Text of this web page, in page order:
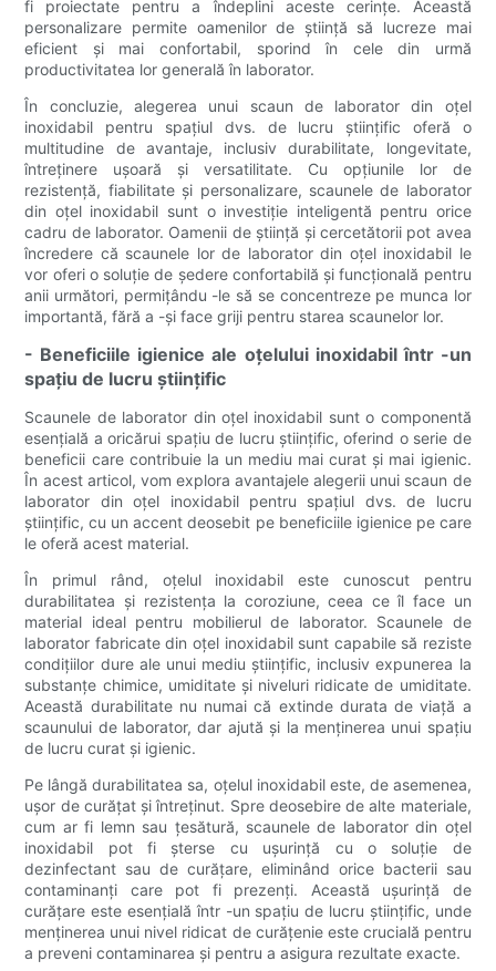
fi proiectate pentru a îndeplini aceste cerințe. Această
personalizare permite oamenilor de știință să lucreze mai
eficient și mai confortabil, sporind în cele din urmă
productivitatea lor generală în laborator.
În concluzie, alegerea unui scaun de laborator din oțel
inoxidabil pentru spațiul dvs. de lucru științific oferă o
multitudine de avantaje, inclusiv durabilitate, longevitate,
întreținere ușoară și versatilitate. Cu opțiunile lor de
rezistență, fiabilitate și personalizare, scaunele de laborator
din oțel inoxidabil sunt o investiție inteligentă pentru orice
cadru de laborator. Oamenii de știință și cercetătorii pot avea
încredere că scaunele lor de laborator din oțel inoxidabil le
vor oferi o soluție de ședere confortabilă și funcțională pentru
anii următori, permițându -le să se concentreze pe munca lor
importantă, fără a -și face griji pentru starea scaunelor lor.
- Beneficiile igienice ale oțelului inoxidabil într -un
spațiu de lucru științific
Scaunele de laborator din oțel inoxidabil sunt o componentă
esențială a oricărui spațiu de lucru științific, oferind o serie de
beneficii care contribuie la un mediu mai curat și mai igienic.
În acest articol, vom explora avantajele alegerii unui scaun de
laborator din oțel inoxidabil pentru spațiul dvs. de lucru
științific, cu un accent deosebit pe beneficiile igienice pe care
le oferă acest material.
În primul rând, oțelul inoxidabil este cunoscut pentru
durabilitatea și rezistența la coroziune, ceea ce îl face un
material ideal pentru mobilierul de laborator. Scaunele de
laborator fabricate din oțel inoxidabil sunt capabile să reziste
condițiilor dure ale unui mediu științific, inclusiv expunerea la
substanțe chimice, umiditate și niveluri ridicate de umiditate.
Această durabilitate nu numai că extinde durata de viață a
scaunului de laborator, dar ajută și la menținerea unui spațiu
de lucru curat și igienic.
Pe lângă durabilitatea sa, oțelul inoxidabil este, de asemenea,
ușor de curățat și întreținut. Spre deosebire de alte materiale,
cum ar fi lemn sau țesătură, scaunele de laborator din oțel
inoxidabil pot fi șterse cu ușurință cu o soluție de
dezinfectant sau de curățare, eliminând orice bacterii sau
contaminanți care pot fi prezenți. Această ușurință de
curățare este esențială într -un spațiu de lucru științific, unde
menținerea unui nivel ridicat de curățenie este crucială pentru
a preveni contaminarea și pentru a asigura rezultate exacte.